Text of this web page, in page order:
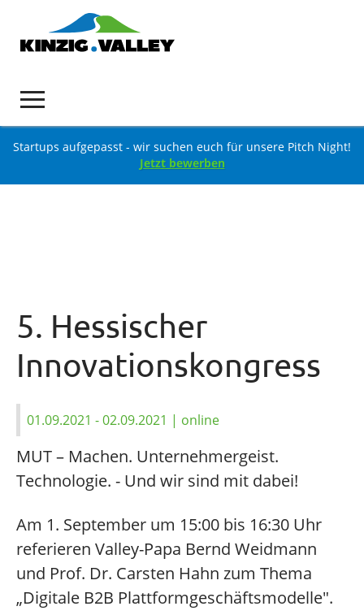
Startups aufgepasst - wir suchen euch für unsere Pitch Night!
Jetzt bewerben
5. Hessischer
Innovationskongress
01.09.2021 - 02.09.2021 | online
MUT – Machen. Unternehmergeist.
Technologie. - Und wir sind mit dabei!
Am 1. September um 15:00 bis 16:30 Uhr
referieren Valley-Papa Bernd Weidmann
und Prof. Dr. Carsten Hahn zum Thema
„Digitale B2B Plattformgeschäftsmodelle".